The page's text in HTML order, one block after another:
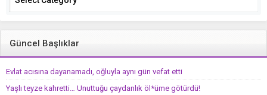
Güncel Başlıklar
Evlat acısına dayanamadı, oğluyla aynı gün vefat etti
Yaşlı teyze kahretti… Unuttuğu çaydanlık öl*üme götürdü!